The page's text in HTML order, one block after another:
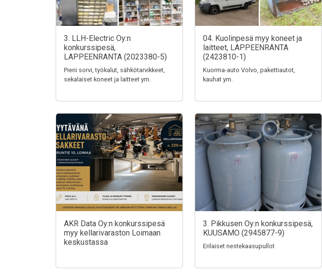
3. LLH-Electric Oy:n
konkurssipesä,
LAPPEENRANTA (2023380-5)
Pieni sorvi, työkalut, sähkötarvikkeet,
sekalaiset koneet ja laitteet ym.
04. Kuolinpesä myy koneet ja
laitteet, LAPPEENRANTA
(2423810-1)
Kuorma-auto Volvo, pakettiautot,
kauhat ym.
AKR Data Oy:n konkurssipesä
myy kellarivaraston Loimaan
keskustassa
3. Pikkusen Oy:n konkurssipesä,
KUUSAMO (2945877-9)
Erilaiset nestekaasupullot